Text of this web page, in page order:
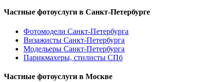
Частные фотоуслуги в Санкт-Петербурге
Фотомодели Санкт-Петербурга
Визажисты Санкт-Петербурга
Модельеры Санкт-Петербурга
Парикмахеры, стилисты СПб
Частные фотоуслуги в Москве